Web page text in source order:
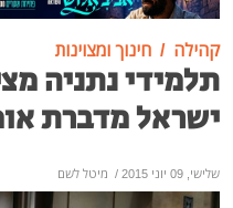
קהילה חינוך ומצוינות
תלמידי נתניה
ישראל מדברת
שלישי, 09 יוני 2015 / מיטל לשם